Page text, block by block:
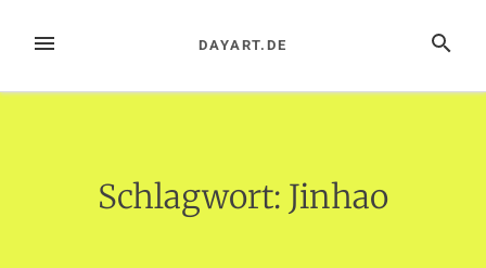
InhaltMENÜ SUCHE
DAYART.DE
Schlagwort: Jinhao